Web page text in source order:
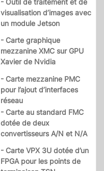
- Outil de traitement et de
visualisation d’images avec
un module Jetson
- Carte graphique
mezzanine XMC sur GPU
Xavier de Nvidia
- Carte mezzanine PMC
pour l’ajout d’interfaces
réseau
- Carte au standard FMC
dotée de deux
convertisseurs A/N et N/A
- Carte VPX 3U dotée d’un
FPGA pour les points de